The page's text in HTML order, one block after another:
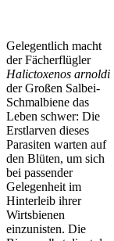
Gelegentlich macht
der Fächerflügler
Halictoxenos arnoldi
der Großen Salbei-
Schmalbiene das
Leben schwer: Die
Erstlarven dieses
Parasiten warten auf
den Blüten, um sich
bei passender
Gelegenheit im
Hinterleib ihrer
Wirtsbienen
einzunisten. Die